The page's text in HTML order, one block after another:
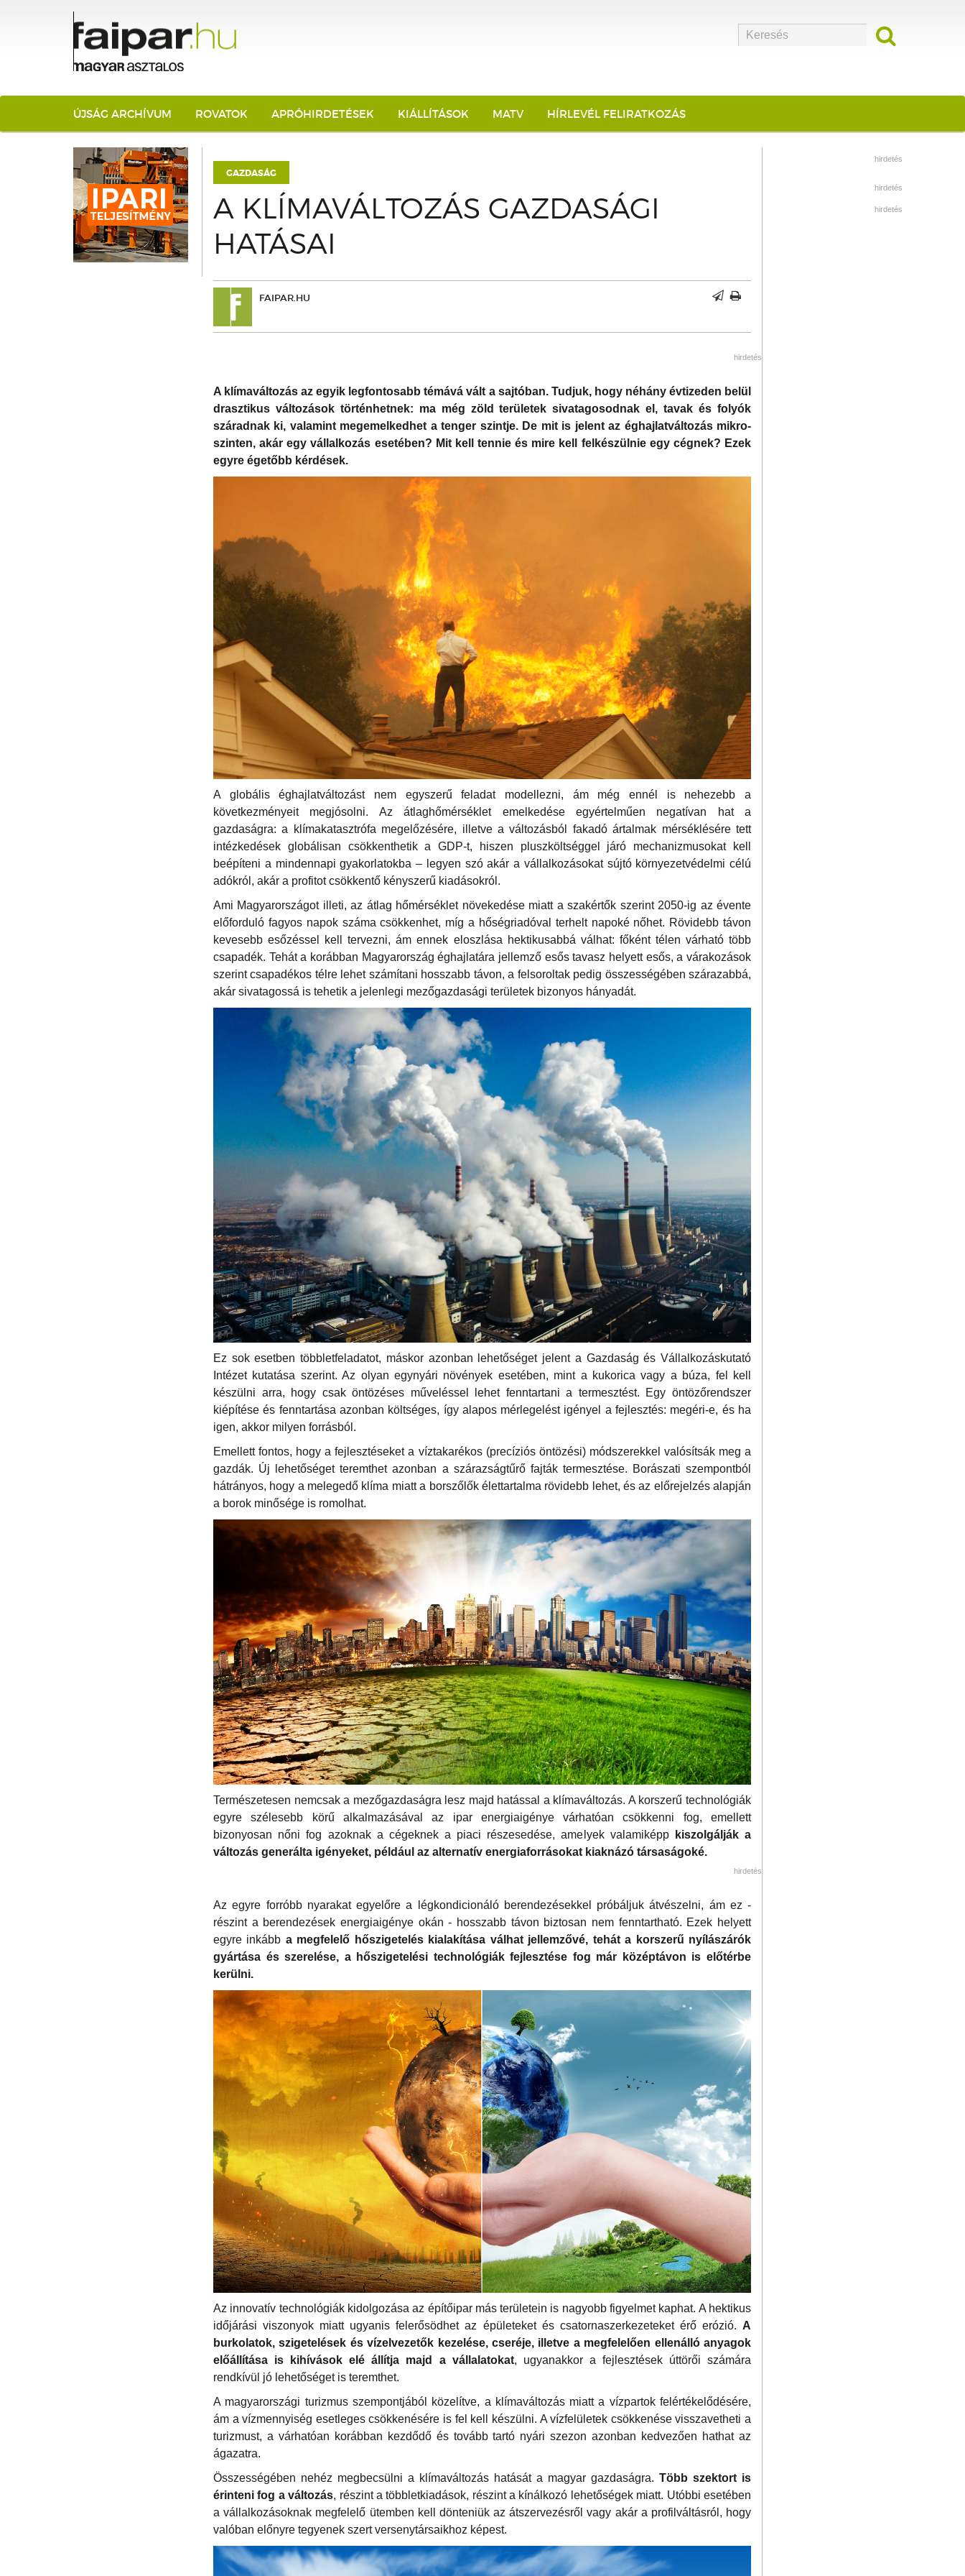
ÚJSÁG ARCHÍVUM ROVATOK APRÓHIRDETÉSEK KIÁLLÍTÁSOK MATV HÍRLEVÉL FELIRATKOZÁS
GAZDASÁG
A KLÍMAVÁLTOZÁS GAZDASÁGI
HATÁSAI
FAIPAR.HU
hirdetés
A klímaváltozás az egyik legfontosabb témává vált a sajtóban. Tudjuk, hogy néhány évtizeden belül
drasztikus változások történhetnek: ma még zöld területek sivatagosodnak el, tavak és folyók
száradnak ki, valamint megemelkedhet a tenger szintje. De mit is jelent az éghajlatváltozás mikro-
szinten, akár egy vállalkozás esetében? Mit kell tennie és mire kell felkészülnie egy cégnek? Ezek
egyre égetőbb kérdések.
A globális éghajlatváltozást nem egyszerű feladat modellezni, ám még ennél is nehezebb a
következményeit megjósolni. Az átlaghőmérséklet emelkedése egyértelműen negatívan hat a
gazdaságra: a klímakatasztrófa megelőzésére, illetve a változásból fakadó ártalmak mérséklésére tett
intézkedések globálisan csökkenthetik a GDP-t, hiszen pluszköltséggel járó mechanizmusokat kell
beépíteni a mindennapi gyakorlatokba – legyen szó akár a vállalkozásokat sújtó környezetvédelmi célú
adókról, akár a profitot csökkentő kényszerű kiadásokról.
Ami Magyarországot illeti, az átlag hőmérséklet növekedése miatt a szakértők szerint 2050-ig az évente
előforduló fagyos napok száma csökkenhet, míg a hőségriadóval terhelt napoké nőhet. Rövidebb távon
kevesebb esőzéssel kell tervezni, ám ennek eloszlása hektikusabbá válhat: főként télen várható több
csapadék. Tehát a korábban Magyarország éghajlatára jellemző esős tavasz helyett esős, a várakozások
szerint csapadékos télre lehet számítani hosszabb távon, a felsoroltak pedig összességében szárazabbá,
akár sivatagossá is tehetik a jelenlegi mezőgazdasági területek bizonyos hányadát.
Ez sok esetben többletfeladatot, máskor azonban lehetőséget jelent a Gazdaság és Vállalkozáskutató
Intézet kutatása szerint. Az olyan egynyári növények esetében, mint a kukorica vagy a búza, fel kell
készülni arra, hogy csak öntözéses műveléssel lehet fenntartani a termesztést. Egy öntözőrendszer
kiépítése és fenntartása azonban költséges, így alapos mérlegelést igényel a fejlesztés: megéri-e, és ha
igen, akkor milyen forrásból.
Emellett fontos, hogy a fejlesztéseket a víztakarékos (precíziós öntözési) módszerekkel valósítsák meg a
gazdák. Új lehetőséget teremthet azonban a szárazságtűrő fajták termesztése. Borászati szempontból
hátrányos, hogy a melegedő klíma miatt a borszőlők élettartalma rövidebb lehet, és az előrejelzés alapján
a borok minősége is romolhat.
Természetesen nemcsak a mezőgazdaságra lesz majd hatással a klímaváltozás. A korszerű technológiák
egyre szélesebb körű alkalmazásával az ipar energiaigénye várhatóan csökkenni fog, emellett
bizonyosan nőni fog azoknak a cégeknek a piaci részesedése, amelyek valamiképp
kiszolgálják a
változás generálta igényeket, például az alternatív energiaforrásokat kiaknázó társaságoké.
hirdetés
Az egyre forróbb nyarakat egyelőre a légkondicionáló berendezésekkel próbáljuk átvészelni, ám ez -
részint a berendezések energiaigénye okán - hosszabb távon biztosan nem fenntartható. Ezek helyett
egyre inkább a megfelelő hőszigetelés kialakítása válhat jellemzővé, tehát a korszerű nyílászárók
gyártása és szerelése, a hőszigetelési technológiák fejlesztése fog már középtávon is előtérbe
kerülni.
Az innovatív technológiák kidolgozása az építőipar más területein is nagyobb figyelmet kaphat. A hektikus
időjárási viszonyok miatt ugyanis felerősödhet az épületeket és csatornaszerkezeteket érő erózió. A
burkolatok, szigetelések és vízelvezetők kezelése, cseréje, illetve a megfelelően ellenálló anyagok
előállítása is kihívások elé állítja majd a vállalatokat, ugyanakkor a fejlesztések úttörői számára
rendkívül jó lehetőséget is teremthet.
A magyarországi turizmus szempontjából közelítve, a klímaváltozás miatt a vízpartok felértékelődésére,
ám a vízmennyiség esetleges csökkenésére is fel kell készülni. A vízfelületek csökkenése visszavetheti a
turizmust, a várhatóan korábban kezdődő és tovább tartó nyári szezon azonban kedvezően hathat az
ágazatra.
Összességében nehéz megbecsülni a klímaváltozás hatását a magyar gazdaságra. Több szektort is
érinteni fog a változás, részint a többletkiadások, részint a kínálkozó lehetőségek miatt. Utóbbi esetében
a vállalkozásoknak megfelelő ütemben kell dönteniük az átszervezésről vagy akár a profilváltásról, hogy
valóban előnyre tegyenek szert versenytársaikhoz képest.
hirdetés
hirdetés
hirdetés